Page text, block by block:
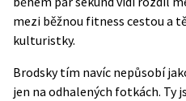
mezi běžnou fitness cestou a
kulturistky.
Brodsky tím navíc nepůsobí
jen na odhalených fotkách. Ty